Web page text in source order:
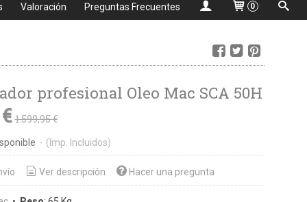
Valoración Preguntas Frecuentes 0
profesional Oleo Mac SCA 50H
€1.599,95 €
- (Imp. Incluidos)
Ver descripción Hacer una pregunta